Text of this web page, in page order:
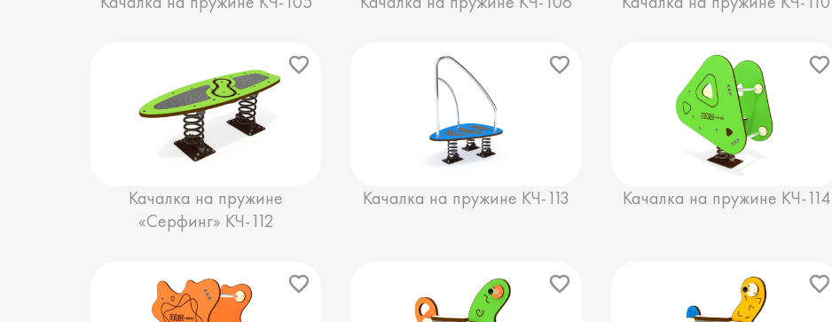
Качалка на пружине
«Серфинг» КЧ-112
Качалка на пружине КЧ-113 Качалка на пружине КЧ-114